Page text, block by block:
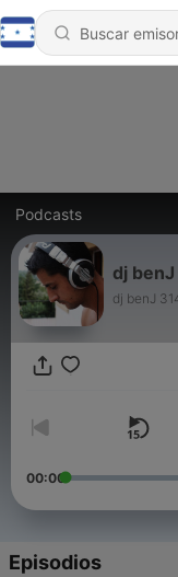
Podcasts
dj benJ
dj benJ
00:00
Episodios